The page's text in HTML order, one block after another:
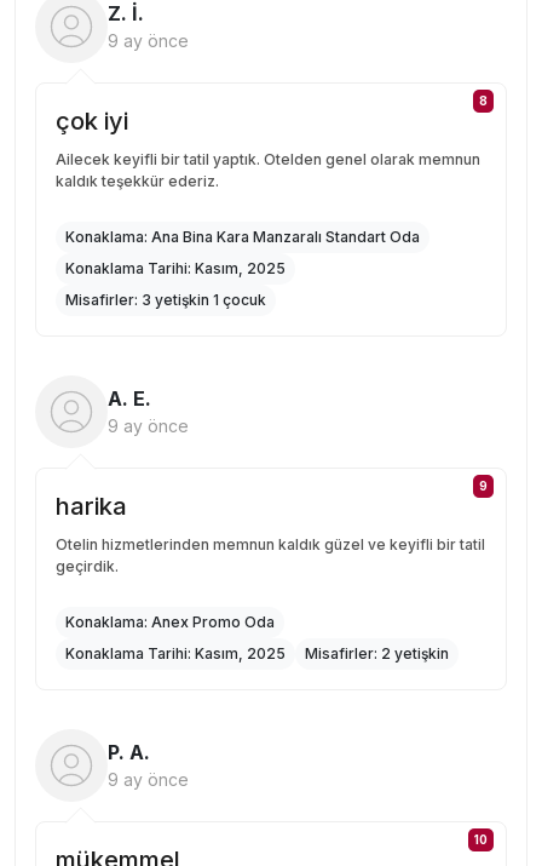
Z. İ.
9 ay önce
8
çok iyi
Ailecek keyifli bir tatil yaptık. Otelden genel olarak memnun
kaldık teşekkür ederiz.
Konaklama: Ana Bina Kara Manzaralı Standart Oda
Konaklama Tarihi: Kasım, 2025
Misafirler: 3 yetişkin 1 çocuk
A. E.
9 ay önce
9
harika
Otelin hizmetlerinden memnun kaldık güzel ve keyifli bir tatil
geçirdik.
Konaklama: Anex Promo Oda
Konaklama Tarihi: Kasım, 2025 Misafirler: 2 yetişkin
P. A.
9 ay önce
10
mükemmel